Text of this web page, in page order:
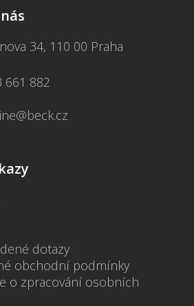
34, 110 00 Praha
661 882
dotazy
obchodní podmínky
o zpracování osobních